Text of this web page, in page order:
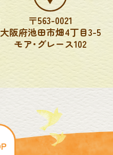
〒563-0021
大阪府池田市畑4丁目3-5
モア･グレース102